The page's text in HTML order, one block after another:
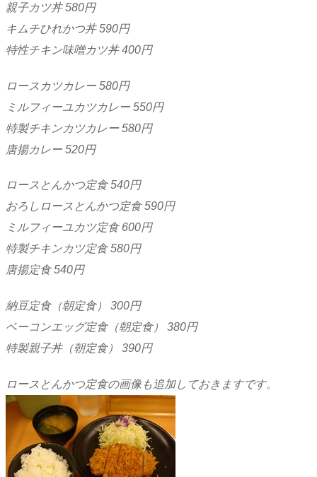
親子カツ丼 580円
キムチひれかつ丼 590円
特性チキン味噌カツ丼 400円
ロースカツカレー 580円
ミルフィーユカツカレー 550円
特製チキンカツカレー 580円
唐揚カレー 520円
ロースとんかつ定食 540円
おろしロースとんかつ定食 590円
ミルフィーユカツ定食 600円
特製チキンカツ定食 580円
唐揚定食 540円
納豆定食（朝定食） 300円
ベーコンエッグ定食（朝定食） 380円
特製親子丼（朝定食） 390円
ロースとんかつ定食の画像も追加しておきますです。